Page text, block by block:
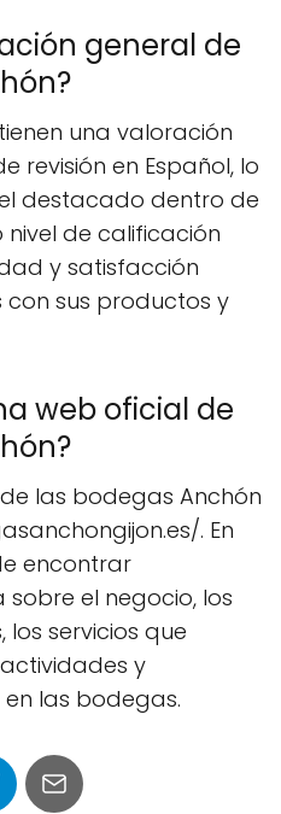
general de
una valoración
revisión en Español, lo
destacado dentro de
de calificación
y satisfacción
con sus productos y
web oficial de
las bodegas Anchón
. En
encontrar
el negocio, los
servicios que
y
las bodegas.